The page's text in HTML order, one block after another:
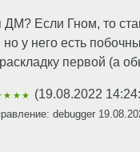
ДМ? Если Гном, то
но у него есть
первой (а
(19.08.2022
debugger